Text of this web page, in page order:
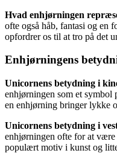
Hvad enhjørningen
ofte også håb, fantasi og en
opfordrer os til at tro på det
Enhjørningens
Unicornens betydning i
enhjørningen som et symbol
en enhjørning bringer lykke
Unicornens betydning i
enhjørningen ofte for at
populært motiv i kunst og